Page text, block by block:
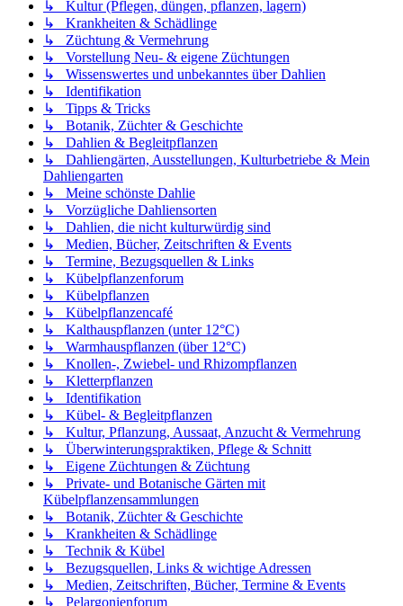
↳ Kultur (Pflegen, düngen, pflanzen, lagern)
↳ Krankheiten & Schädlinge
↳ Züchtung & Vermehrung
↳ Vorstellung Neu- & eigene Züchtungen
↳ Wissenswertes und unbekanntes über Dahlien
↳ Identifikation
↳ Tipps & Tricks
↳ Botanik, Züchter & Geschichte
↳ Dahlien & Begleitpflanzen
↳ Dahliengärten, Ausstellungen, Kulturbetriebe & Mein
Dahliengarten
↳ Meine schönste Dahlie
↳ Vorzügliche Dahliensorten
↳ Dahlien, die nicht kulturwürdig sind
↳ Medien, Bücher, Zeitschriften & Events
↳ Termine, Bezugsquellen & Links
↳ Kübelpflanzenforum
↳ Kübelpflanzen
↳ Kübelpflanzencafé
↳ Kalthauspflanzen (unter 12°C)
↳ Warmhauspflanzen (über 12°C)
↳ Knollen-, Zwiebel- und Rhizompflanzen
↳ Kletterpflanzen
↳ Identifikation
↳ Kübel- & Begleitpflanzen
↳ Kultur, Pflanzung, Aussaat, Anzucht & Vermehrung
↳ Überwinterungspraktiken, Pflege & Schnitt
↳ Eigene Züchtungen & Züchtung
↳ Private- und Botanische Gärten mit
Kübelpflanzensammlungen
↳ Botanik, Züchter & Geschichte
↳ Krankheiten & Schädlinge
↳ Technik & Kübel
↳ Bezugsquellen, Links & wichtige Adressen
↳ Medien, Zeitschriften, Bücher, Termine & Events
↳ Pelargonienforum